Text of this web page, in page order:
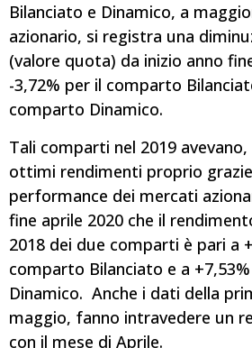
Bilanciato e Dinamico, a
azionario, si registra una
(valore quota) da inizio anno
-3,72% per il comparto
comparto Dinamico.
Tali comparti nel 2019
ottimi rendimenti proprio
performance dei mercati
fine aprile 2020 che il
2018 dei due comparti è pari a
comparto Bilanciato e a
Dinamico. Anche i dati della
maggio, fanno intravedere un
con il mese di Aprile.